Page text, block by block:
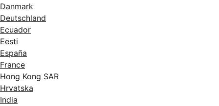
Danmark
Deutschland
Ecuador
Eesti
España
France
Hong Kong SAR
Hrvatska
India